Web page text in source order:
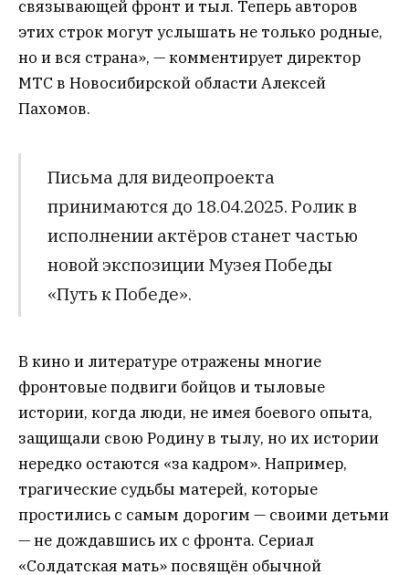
связывающей фронт и тыл. Теперь авторов
этих строк могут услышать не только родные,
но и вся страна», — комментирует директор
МТС в Новосибирской области Алексей
Пахомов.
Письма для видеопроекта
принимаются до 18.04.2025. Ролик в
исполнении актёров станет частью
новой экспозиции Музея Победы
«Путь к Победе».
В кино и литературе отражены многие
фронтовые подвиги бойцов и тыловые
истории, когда люди, не имея боевого опыта,
защищали свою Родину в тылу, но их истории
нередко остаются «за кадром». Например,
трагические судьбы матерей, которые
простились с самым дорогим — своими детьми
— не дождавшись их с фронта. Сериал
«Солдатская мать» посвящён обычной